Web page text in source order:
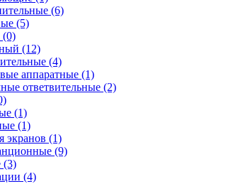
(6)
(5)
(0)
(12)
(4)
аппаратные (1)
ответвительные (2)
(1)
(1)
экранов (1)
(9)
(3)
(4)